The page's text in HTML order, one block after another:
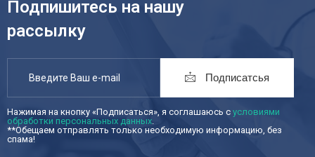
Подпишитесь на нашу
рассылку
Подписатсья
Нажимая на кнопку «Подписаться», я соглашаюсь с условиями
обработки персональных данных.
**Обещаем отправлять только необходимую информацию, без
спама!